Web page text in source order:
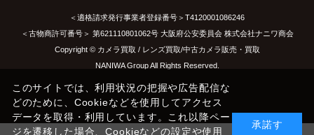
＜適格請求発行事業者登録番号＞T4120001086246
＜古物商許可番号＞ 第621110801062号 大阪府公安委員会 株式会社ナニワ商会
Copyright © カメラ買取 / レンズ買取/中古カメラ販売・買取
NANIWA Group All Rights Reserved.
このサイトでは、利用状況の把握や広告配信な
どのために、Cookieなどを使用してアクセス
データを取得・利用しています。これ以降ペー
ジを遷移した場合、Cookieなどの設定や使用
承諾す